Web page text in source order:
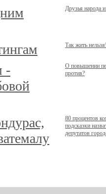
Друзья народа
Так жить
-
О повышении
против?
80 процентов
подсказки
депутатов